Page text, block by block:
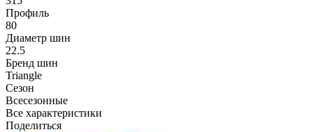
Профиль
80
Диаметр шин
22.5
Бренд шин
Triangle
Сезон
Всесезонные
Все характеристики
Поделиться